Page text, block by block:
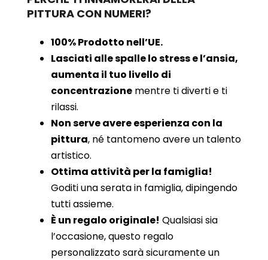
PITTURA CON NUMERI?
100% Prodotto nell’UE.
Lasciati alle spalle lo stress e l’ansia,
aumenta il tuo livello di
concentrazione mentre ti diverti e ti
rilassi.
Non serve avere esperienza con la
pittura, né tantomeno avere un talento
artistico.
Ottima attività per la famiglia!
Goditi una serata in famiglia, dipingendo
tutti assieme.
È un regalo originale! Qualsiasi sia
l’occasione, questo regalo
personalizzato sarà sicuramente un